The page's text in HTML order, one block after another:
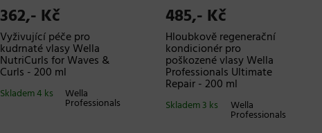
362,- Kč
Vyživující péče pro
kudrnaté vlasy Wella
NutriCurls for Waves &
Curls - 200 ml
Wella
Professionals
Skladem 4 ks
485,- Kč
Hloubkově regenerační
kondicionér pro
poškozené vlasy Wella
Professionals Ultimate
Repair - 200 ml
Wella
Professionals
Skladem 3 ks